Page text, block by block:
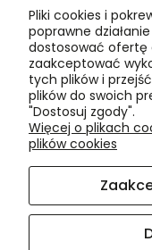
Informacje
Polityka cookies
Polityka prywatności
Blog
O nas
Kontakt i dane firmy
O firmie
Pliki cookies i
poprawne
dostosować ofertę
zaakceptować
tych plików i
plików do swoich
"Dostosuj zgody".
Więcej o plikach
plików cookies